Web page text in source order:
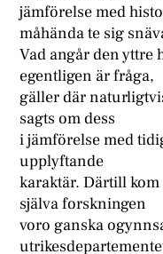
jämförelse med
måhända te sig
Vad angår den yttre
egentligen är fråga,
gäller där
sagts om dess
i jämförelse med
upplyftande
karaktär. Därtill
själva forskningen
voro ganska